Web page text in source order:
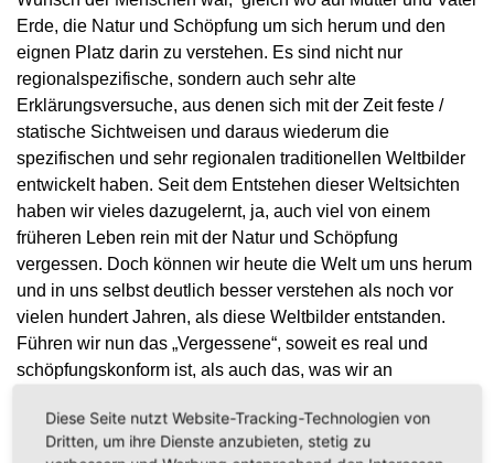
Erde, die Natur und Schöpfung um sich herum und den
eignen Platz darin zu verstehen. Es sind nicht nur
regionalspezifische, sondern auch sehr alte
Erklärungsversuche, aus denen sich mit der Zeit feste /
statische Sichtweisen und daraus wiederum die
spezifischen und sehr regionalen traditionellen Weltbilder
entwickelt haben. Seit dem Entstehen dieser Weltsichten
haben wir vieles dazugelernt, ja, auch viel von einem
früheren Leben rein mit der Natur und Schöpfung
vergessen. Doch können wir heute die Welt um uns herum
und in uns selbst deutlich besser verstehen als noch vor
vielen hundert Jahren, als diese Weltbilder entstanden.
Führen wir nun das „Vergessene“, soweit es real und
schöpfungskonform ist, als auch das, was wir an
zusammen, kommen wir der reinen Natur und Schöpfung
einen großen Schritt näher, wie auch der Naturspiritualität
Diese Seite nutzt Website-Tracking-Technologien von
Dritten, um ihre Dienste anzubieten, stetig zu